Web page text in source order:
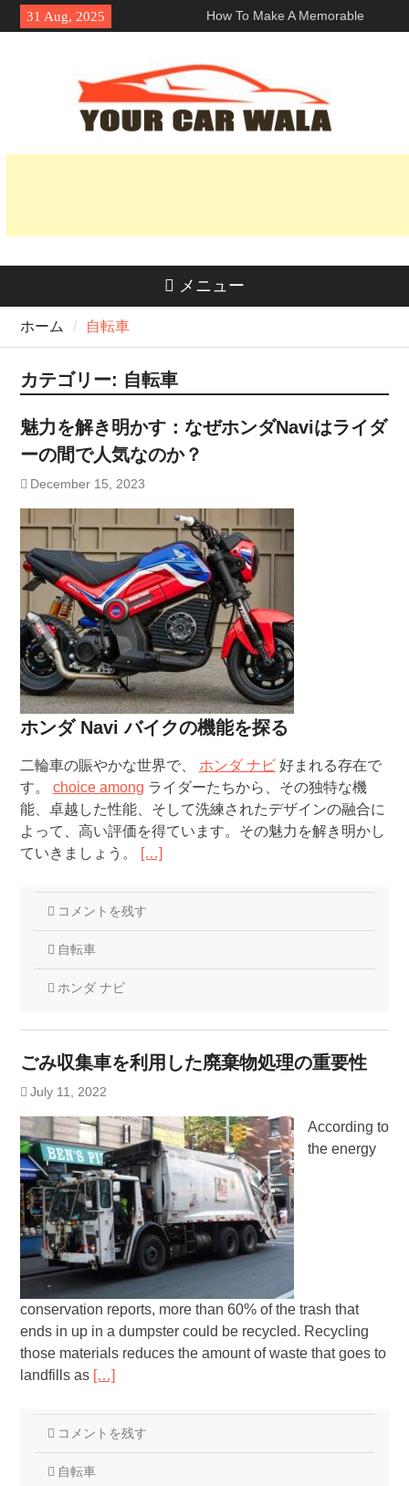
Skip
to
31 Aug, 2025
How To Make A Memorable
First Impression With A ロサン
タル?
車両輸送サービスにおける環境
に優しい選択肢の探求
魅力を解き明かす：なぜホンダ
メニュー
ホーム 自転車
カテゴリー: 自転車
魅力を解き明かす：なぜホンダNaviはライダ
ーの間で人気なのか？
December 15, 2023
ホンダ Navi バイクの機能を探る
二輪車の賑やかな世界で、 ホンダ ナビ好まれる存在で
す。 choice among ライダーたちから、その独特な機
能、卓越した性能、そして洗練されたデザインの融合に
よって、高い評価を得ています。その魅力を解き明かし
ていきましょう。
[…]
コメントを残す
自転車
ホンダ ナビ
ごみ収集車を利用した廃棄物処理の重要性
July 11, 2022
According to
the energy
conservation reports, more than 60% of the trash that
ends in up in a dumpster could be recycled. Recycling
those materials reduces the amount of waste that goes to
landfills as […]
コメントを残す
自転車